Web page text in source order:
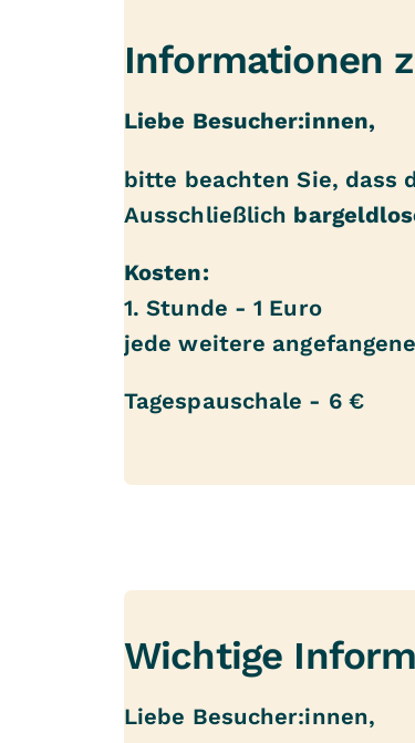
Informationen
Liebe Besucher:innen,
bitte beachten Sie, dass
Ausschließlich
Kosten:
1. Stunde - 1 Euro
jede weitere
Tagespauschale - 6 €
Wichtige
Liebe Besucher:innen,